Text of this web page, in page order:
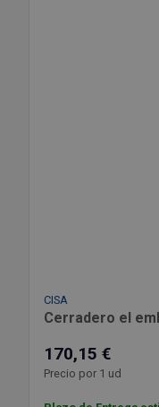
CISA
Cerradero el
170,15 €
Precio por 1 ud